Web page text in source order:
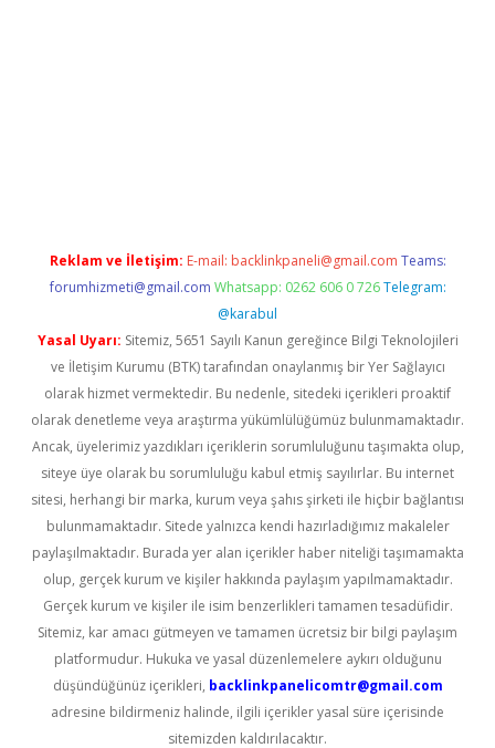
Reklam ve İletişim: E-mail: backlinkpaneli@gmail.com Teams:
forumhizmeti@gmail.com Whatsapp: 0262 606 0 726 Telegram:
@karabul
Yasal Uyarı: Sitemiz, 5651 Sayılı Kanun gereğince Bilgi Teknolojileri
ve İletişim Kurumu (BTK) tarafından onaylanmış bir Yer Sağlayıcı
olarak hizmet vermektedir. Bu nedenle, sitedeki içerikleri proaktif
olarak denetleme veya araştırma yükümlülüğümüz bulunmamaktadır.
Ancak, üyelerimiz yazdıkları içeriklerin sorumluluğunu taşımakta olup,
siteye üye olarak bu sorumluluğu kabul etmiş sayılırlar. Bu internet
sitesi, herhangi bir marka, kurum veya şahıs şirketi ile hiçbir bağlantısı
bulunmamaktadır. Sitede yalnızca kendi hazırladığımız makaleler
paylaşılmaktadır. Burada yer alan içerikler haber niteliği taşımamakta
olup, gerçek kurum ve kişiler hakkında paylaşım yapılmamaktadır.
Gerçek kurum ve kişiler ile isim benzerlikleri tamamen tesadüfidir.
Sitemiz, kar amacı gütmeyen ve tamamen ücretsiz bir bilgi paylaşım
platformudur. Hukuka ve yasal düzenlemelere aykırı olduğunu
düşündüğünüz içerikleri, backlinkpanelicomtr@gmail.com
adresine bildirmeniz halinde, ilgili içerikler yasal süre içerisinde
sitemizden kaldırılacaktır.